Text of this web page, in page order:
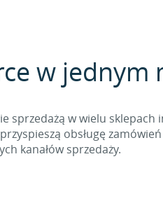
w jednym
sprzedażą w wielu
obsługę
kanałów sprzedaży.